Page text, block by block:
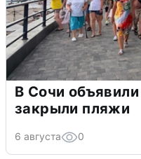
В Сочи
закрыли пляжи
6 августа 0